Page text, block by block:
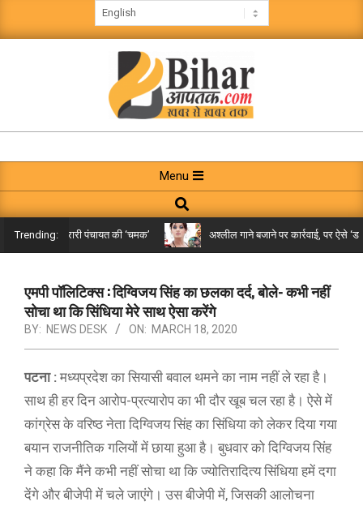
to
BIHAR
AAPTAK
Navigation
Menu
Menu
Search
Trending:
तक पहुंची गरारी पंचायत की ‘चमक’ अश्लील गाने बजाने पर कार्रवाई, पर ऐसे ‘डबल
एमपी पॉलिटिक्स : दिग्विजय सिंह का छलका दर्द, बोले- कभी नहीं
सोचा था कि सिंधिया मेरे साथ ऐसा करेंगे
BY: NEWS DESK ON: MARCH 18, 2020
पटना : मध्यप्रदेश का सियासी बवाल थमने का नाम नहीं ले रहा है।
साथ ही हर दिन आरोप-प्रत्यारोप का भी दौर खूब चल रहा है। ऐसे में
कांग्रेस के वरिष्ठ नेता दिग्विजय सिंह का सिंधिया को लेकर दिया गया
बयान राजनीतिक गलियों में छाया हुआ है। बुधवार को दिग्विजय सिंह
ने कहा कि मैंने कभी नहीं सोचा था कि ज्योतिरादित्य सिंधिया हमें दगा
देंगे और बीजेपी में चले जाएंगे। उस बीजेपी में, जिसकी आलोचना